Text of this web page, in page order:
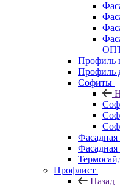
Профиль
Профиль
Софиты
Фасадная
Профлист
Назад